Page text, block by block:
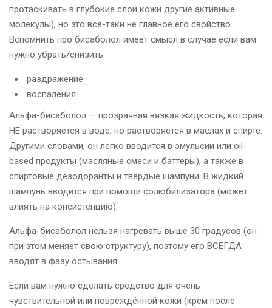
протаскивать в глубокие слои кожи другие активные
молекулы), но это все-таки не главное его свойство.
Вспомнить про бисаболол имеет смысл в случае если вам
нужно убрать/снизить:
раздражение
воспаления
Альфа-бисаболол — прозрачная вязкая жидкость, которая
НЕ растворяется в воде, но растворяется в маслах и спирте.
Другими словами, он легко вводится в эмульсии или oil-
based продукты (масляные смеси и баттеры), а также в
спиртовые дезодоранты и твёрдые шампуни. В жидкий
шампунь вводится при помощи солюбилизатора (может
влиять на консистенцию).
Альфа-бисаболол нельзя нагревать выше 30 градусов (он
при этом меняет свою структуру), поэтому его ВСЕГДА
вводят в фазу остывания.
Если вам нужно сделать средство для очень
чувствительной или повреждённой кожи (крем после